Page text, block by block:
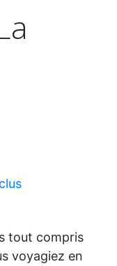
tout compris
voyagiez en